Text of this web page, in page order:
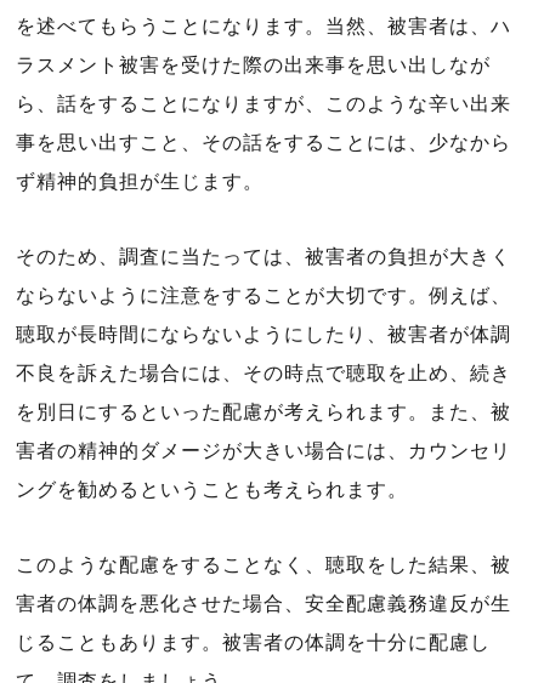
を述べてもらうことになります。当然、被害者は、ハ
ラスメント被害を受けた際の出来事を思い出しなが
ら、話をすることになりますが、このような辛い出来
事を思い出すこと、その話をすることには、少なから
ず精神的負担が生じます。
そのため、調査に当たっては、被害者の負担が大きく
ならないように注意をすることが大切です。例えば、
聴取が長時間にならないようにしたり、被害者が体調
不良を訴えた場合には、その時点で聴取を止め、続き
を別日にするといった配慮が考えられます。また、被
害者の精神的ダメージが大きい場合には、カウンセリ
ングを勧めるということも考えられます。
このような配慮をすることなく、聴取をした結果、被
害者の体調を悪化させた場合、安全配慮義務違反が生
じることもあります。被害者の体調を十分に配慮し